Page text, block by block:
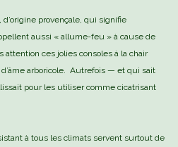
d’origine provençale, qui signifie
aussi « allume-feu » à cause de
attention ces jolies consoles à la chair
arboricole. Autrefois — et qui sait
pour les utiliser comme cicatrisant
à tous les climats servent surtout de